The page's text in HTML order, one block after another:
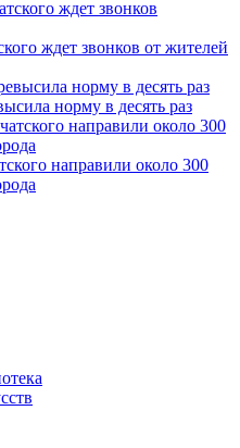
ждет звонков от жителей
норму в десять раз
направили около 300